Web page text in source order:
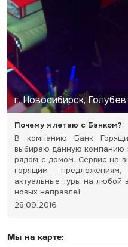
г. Новосибирск,
Почему я летаю с Банком?
В компанию Банк
выбираю данную компанию
рядом с домом. Сервис на
горящим
актуальные туры на любой
новых направле1
28.09.2016
Мы на карте: